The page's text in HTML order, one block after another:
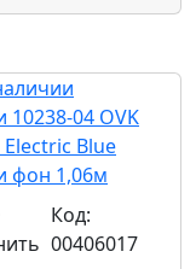
Код:
00406017